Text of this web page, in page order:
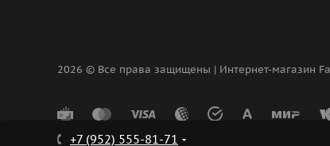
2026 © Все права защищены | Интернет-магазин
+7 (952) 555-81-71